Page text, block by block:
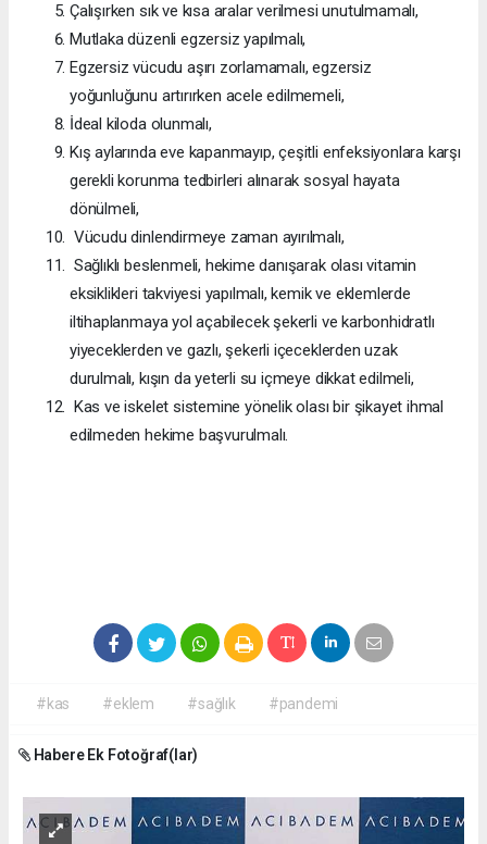
Çalışırken sık ve kısa aralar verilmesi unutulmamalı,
Mutlaka düzenli egzersiz yapılmalı,
Egzersiz vücudu aşırı zorlamamalı, egzersiz
yoğunluğunu artırırken acele edilmemeli,
İdeal kiloda olunmalı,
Kış aylarında eve kapanmayıp, çeşitli enfeksiyonlara karşı
gerekli korunma tedbirleri alınarak sosyal hayata
dönülmeli,
Vücudu dinlendirmeye zaman ayırılmalı,
Sağlıklı beslenmeli, hekime danışarak olası vitamin
eksiklikleri takviyesi yapılmalı, kemik ve eklemlerde
iltihaplanmaya yol açabilecek şekerli ve karbonhidratlı
yiyeceklerden ve gazlı, şekerli içeceklerden uzak
durulmalı, kışın da yeterli su içmeye dikkat edilmeli,
Kas ve iskelet sistemine yönelik olası bir şikayet ihmal
edilmeden hekime başvurulmalı.
#kas #eklem #sağlık #pandemi
Habere Ek Fotoğraf(lar)